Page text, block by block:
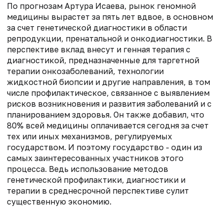
По прогнозам Артура Исаева, рынок геномной
медицины вырастет за пять лет вдвое, в основном
за счет генетической диагностики в области
репродукции, пренатальной и онкодиагностики. В
перспективе вклад внесут и генная терапия с
диагностикой, предназначенные для таргетной
терапии онкозаболеваний, технологии
жидкостной биопсии и другие направления, в том
числе профилактическое, связанное с выявлением
рисков возникновения и развития заболеваний и с
планированием здоровья. Он также добавил, что
80% всей медицины оплачивается сегодня за счет
тех или иных механизмов, регулируемых
государством. И поэтому государство - один из
самых заинтересованных участников этого
процесса. Ведь использование методов
генетической профилактики, диагностики и
терапии в среднесрочной перспективе сулит
существенную экономию.